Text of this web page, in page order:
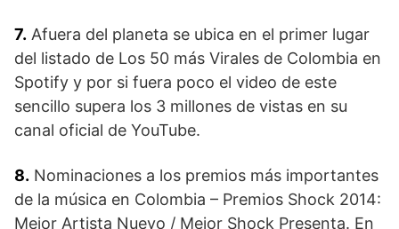
7. Afuera del planeta se ubica en el primer lugar
del listado de Los 50 más Virales de Colombia en
Spotify y por si fuera poco el video de este
sencillo supera los 3 millones de vistas en su
canal oficial de YouTube.
8. Nominaciones a los premios más importantes
de la música en Colombia – Premios Shock 2014:
Mejor Artista Nuevo / Mejor Shock Presenta. En